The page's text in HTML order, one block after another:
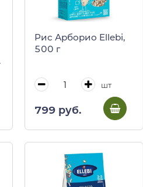
Рис Арборио Ellebi,
500 г
шт
799 руб.